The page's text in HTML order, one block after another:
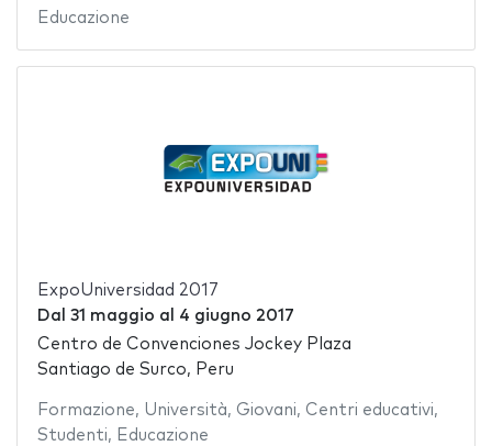
Educazione
ExpoUniversidad 2017
Dal 31 maggio al 4 giugno 2017
Centro de Convenciones Jockey Plaza
Santiago de Surco, Peru
Formazione, Università, Giovani, Centri educativi,
Studenti, Educazione